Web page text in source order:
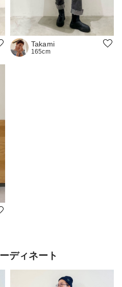
Takami
165cm
ディネート